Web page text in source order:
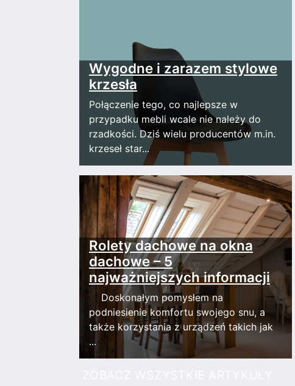
Wygodne i zarazem stylowe
krzesła
Połączenie tego, co najlepsze w
przypadku mebli wcale nie należy do
rzadkości. Dziś wielu producentów m.in.
krzeseł star...
Rolety dachowe na okna
dachowe – 5
najważniejszych informacji
Doskonałym pomysłem na
podniesienie komfortu swojego snu, a
także korzystania z urządzeń takich jak
...